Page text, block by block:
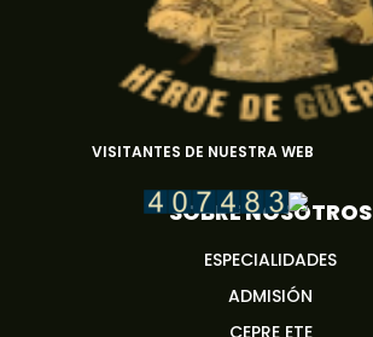
VISITANTES DE NUESTRA WEB
SOBRE NOSOTROS
ESPECIALIDADES
ADMISIÓN
CEPRE ETE